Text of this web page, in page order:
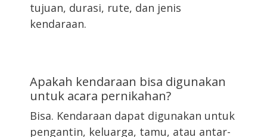
tujuan, durasi, rute, dan jenis
kendaraan.
Apakah kendaraan bisa digunakan
untuk acara pernikahan?
Bisa. Kendaraan dapat digunakan untuk
pengantin, keluarga, tamu, atau antar-